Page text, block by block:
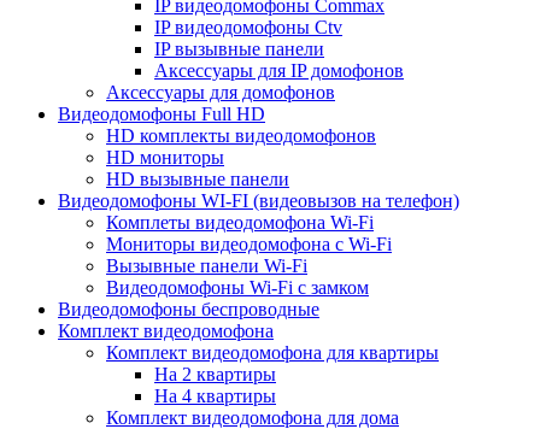
IP видеодомофоны Commax
IP видеодомофоны Ctv
IP вызывные панели
Аксессуары для IP домофонов
Аксессуары для домофонов
Видеодомофоны Full HD
HD комплекты видеодомофонов
HD мониторы
HD вызывные панели
Видеодомофоны WI-FI (видеовызов на телефон)
Комплеты видеодомофона Wi-Fi
Мониторы видеодомофона с Wi-Fi
Вызывные панели Wi-Fi
Видеодомофоны Wi-Fi с замком
Видеодомофоны беспроводные
Комплект видеодомофона
Комплект видеодомофона для квартиры
На 2 квартиры
На 4 квартиры
Комплект видеодомофона для дома